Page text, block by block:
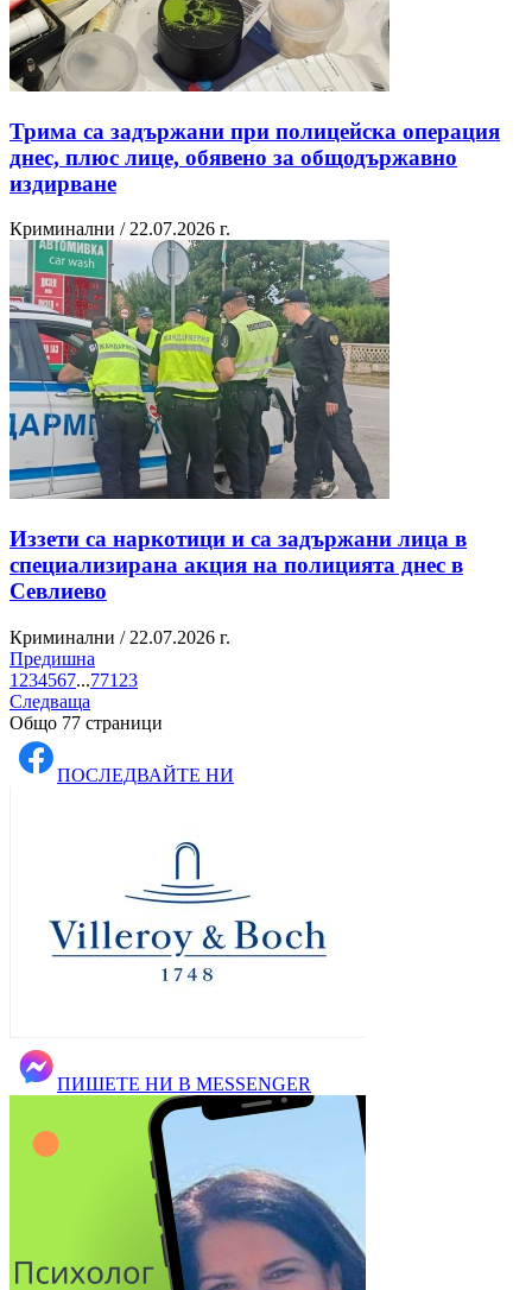
Трима са задържани при полицейска операция
днес, плюс лице, обявено за общодържавно
издирване
Криминални / 22.07.2026 г.
Иззети са наркотици и са задържани лица в
специализирана акция на полицията днес в
Севлиево
Криминални / 22.07.2026 г.
Предишна
1 234567...771 23
Следваща
Общо 77 страници
ПОСЛЕДВАЙТЕ НИ
ПИШЕТЕ НИ В MESSENGER